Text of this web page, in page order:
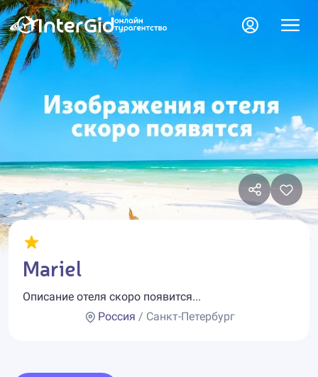
Mariel
Описание отеля скоро появится...
Россия / Санкт-Петербург